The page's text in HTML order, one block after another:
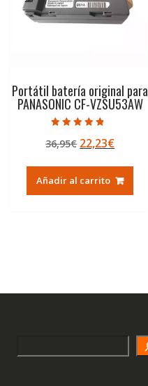
Portátil batería original para
PANASONIC CF-VZSU53AW
4.50
de 5
36,95€ El
original
era:
22,23€El
actual
es:
Añadir al carrito